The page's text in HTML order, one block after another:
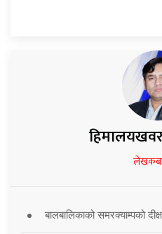
बालबालिकाको समरक्याम्पको